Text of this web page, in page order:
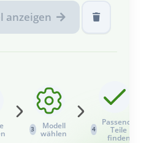
anzeigen
3
Modell
wählen
4
Passende
Teile
finden